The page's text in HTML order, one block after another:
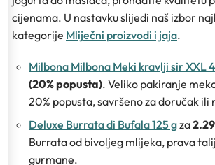
cijenama. U nastavku slijedi naš izbor
kategorije Mliječni proizvodi i jaja.
Milbona Milbona Meki kravlji sir XXL
(20% popusta). Veliko pakiranje
20% popusta, savršeno za doručak ili
Deluxe Burrata di Bufala 125 gza
Burrata od bivoljeg mlijeka, prava
gurmane.